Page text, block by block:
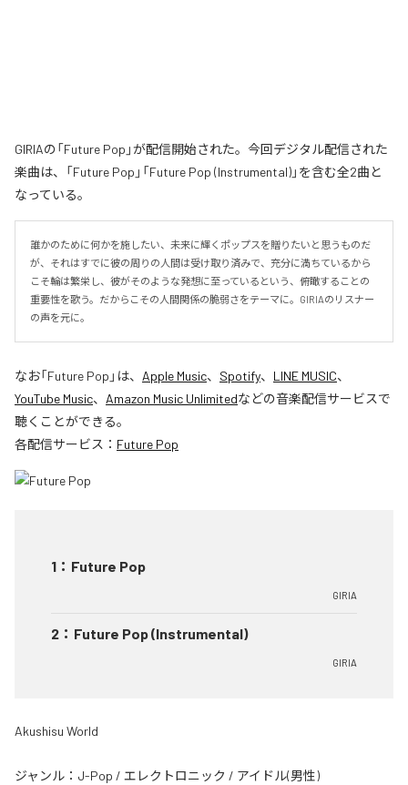
GIRIAの「Future Pop」が配信開始された。今回デジタル配信された
楽曲は、「Future Pop」「Future Pop (Instrumental)」を含む全2曲と
なっている。
誰かのために何かを施したい、未来に輝くポップスを贈りたいと思うものだ
が、それはすでに彼の周りの人間は受け取り済みで、充分に満ちているから
こそ輪は繁栄し、彼がそのような発想に至っているという、俯瞰することの
重要性を歌う。だからこその人間関係の脆弱さをテーマに。GIRIAのリスナー
の声を元に。
なお「Future Pop 」は、 Apple Music、 Spotify、 LINE MUSIC、
YouTube Music、 Amazon Music Unlimitedなどの音楽配信サービスで
聴くことができる。
各配信サービス： Future Pop
1 ： Future Pop
GIRIA
2 ： Future Pop (Instrumental)
GIRIA
Akushisu World
ジャンル： J-Pop / エレクトロニック / アイドル(男性)